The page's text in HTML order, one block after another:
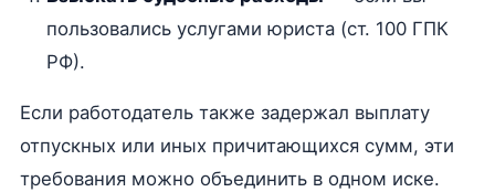
пользовались услугами юриста (ст. 100 ГПК
РФ).
Если работодатель также задержал выплату
отпускных или иных причитающихся сумм, эти
требования можно объединить в одном иске.